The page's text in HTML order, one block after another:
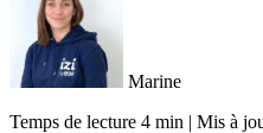
Marine
Temps de lecture 4 min | Mis à